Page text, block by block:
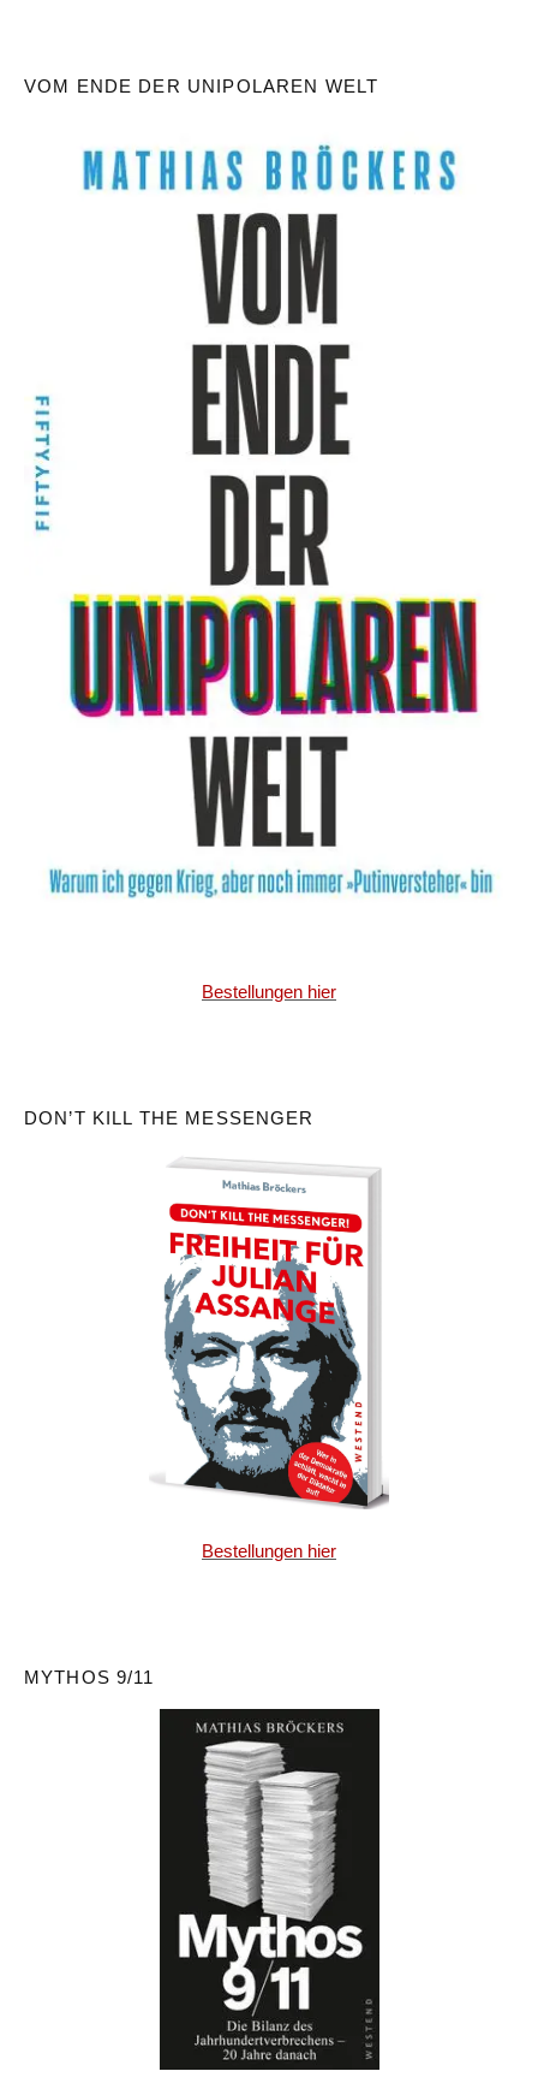
VOM ENDE DER UNIPOLAREN WELT
Bestellungen hier
DON’T KILL THE MESSENGER
Bestellungen hier
MYTHOS 9/11